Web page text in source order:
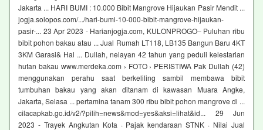
Jakarta ... HARI BUMI : 10.000 Bibit Mangrove Hijaukan Pasir Mendit ...
jogja.solopos.com/.../hari-bumi-10-000-bibit-mangrove-hijaukan-
pasir-... 23 Apr 2023 - Harianjogja.com, KULONPROGO– Puluhan ribu
bibit pohon bakau atau ... Jual Rumah LT118, LB135 Bangun Baru 4KT
3KM Garasi& Hal ... Dullah, nelayan 42 tahun yang peduli kelestarian
hutan bakau www.merdeka.com › FOTO › PERISTIWA Pak Dullah (42)
menggunakan perahu saat berkeliling sambil membawa bibit
tumbuhan bakau yang akan ditanam di kawasan Muara Angke,
Jakarta, Selasa ... pertamina tanam 300 ribu bibit pohon mangrove di ...
cilacapkab.go.id/v2/?pilih=news&mod=yes&aksi=lihat&id... 29 Jun
2023 - Trayek Angkutan Kota · Pajak kendaraan STNK · Nilai Jual